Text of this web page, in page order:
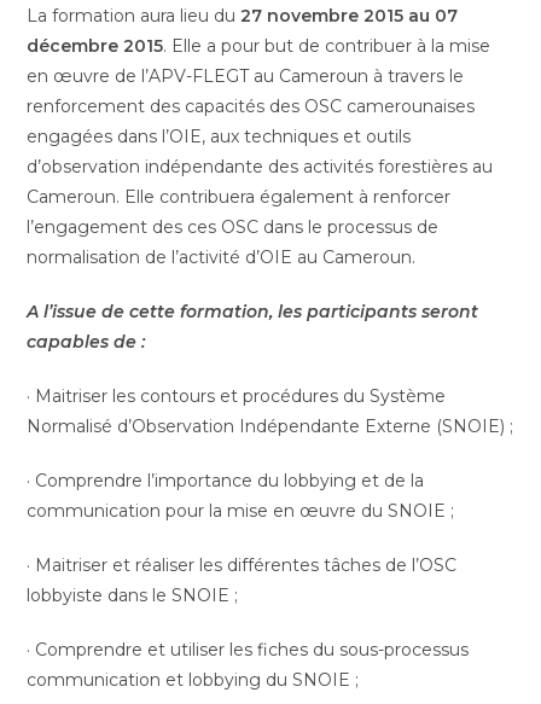
La formation aura lieu du 27 novembre 2015 au 07
décembre 2015. Elle a pour but de contribuer à la mise
en œuvre de l’APV-FLEGT au Cameroun à travers le
renforcement des capacités des OSC camerounaises
engagées dans l’OIE, aux techniques et outils
d’observation indépendante des activités forestières au
Cameroun. Elle contribuera également à renforcer
l’engagement des ces OSC dans le processus de
normalisation de l’activité d’OIE au Cameroun.
A l’issue de cette formation, les participants seront
capables de :
· Maitriser les contours et procédures du Système
Normalisé d’Observation Indépendante Externe (SNOIE) ;
· Comprendre l’importance du lobbying et de la
communication pour la mise en œuvre du SNOIE ;
· Maitriser et réaliser les différentes tâches de l’OSC
lobbyiste dans le SNOIE ;
· Comprendre et utiliser les fiches du sous-processus
communication et lobbying du SNOIE ;